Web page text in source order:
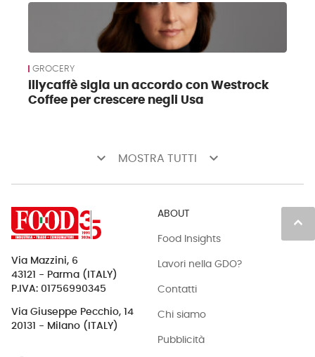
GROCERY
illycaffè sigla un accordo con Westrock
Coffee per crescere negli Usa
keyboard_arrow_down MOSTRA TUTTI keyboard_arrow_down
keyboard_arrow_up
Via Mazzini, 6
43121 - Parma (ITALY)
P.IVA: 01756990345
Via Giuseppe Pecchio, 14
20131 - Milano (ITALY)
ABOUT
Food Insights
Lavori nella GDO?
Contatti
Chi siamo
Pubblicità